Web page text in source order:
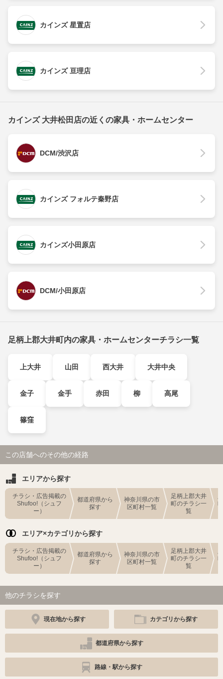
カインズ 星置店
カインズ 亘理店
カインズ 大井松田店の近くの家具・ホームセンター
DCM/渋沢店
カインズ フォルテ秦野店
カインズ小田原店
DCM/小田原店
足柄上郡大井町内の家具・ホームセンターチラシ一覧
上大井 山田 西大井 大井中央
金子 金手 赤田 柳 高尾
篠窪
この店舗へのその他の経路
エリアから探す
チラシ・広告掲載の
Shufoo!（シュフ
ー）
都道府県から
探す
神奈川県の市
区町村一覧
足柄上郡大井
町のチラシ一
覧
エリア×カテゴリから探す
チラシ・広告掲載の
Shufoo!（シュフ
ー）
都道府県から
探す
神奈川県の市
区町村一覧
足柄上郡大井
町のチラシ一
覧
他のチラシを探す
現在地から探す カテゴリから探す
都道府県から探す
路線・駅から探す